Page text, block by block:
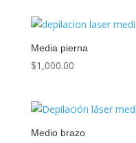
Media pierna
$1,000.00
Medio brazo